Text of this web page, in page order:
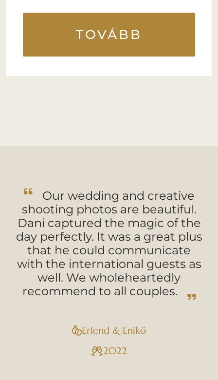
TOVÁBB
Our wedding and creative
shooting photos are beautiful.
Dani captured the magic of the
day perfectly. It was a great plus
that he could communicate
with the international guests as
well. We wholeheartedly
recommend to all couples.
Erlend & Enikő
2022